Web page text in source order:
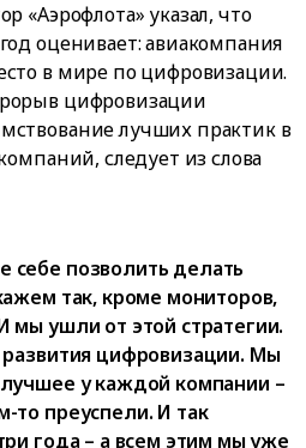
«Аэрофлота» указал, что
оценивает: авиакомпания
в мире по цифровизации.
цифровизации
лучших практик в
следует из слова
себе позволить делать
так, кроме мониторов,
мы ушли от этой стратегии.
развития цифровизации. Мы
у каждой компании –
то преуспели. И так
года – а всем этим мы уже